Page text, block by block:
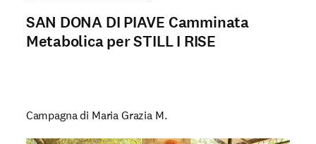
SAN DONA DI PIAVE Camminata
Metabolica per STILL I RISE
Campagna di Maria Grazia M.